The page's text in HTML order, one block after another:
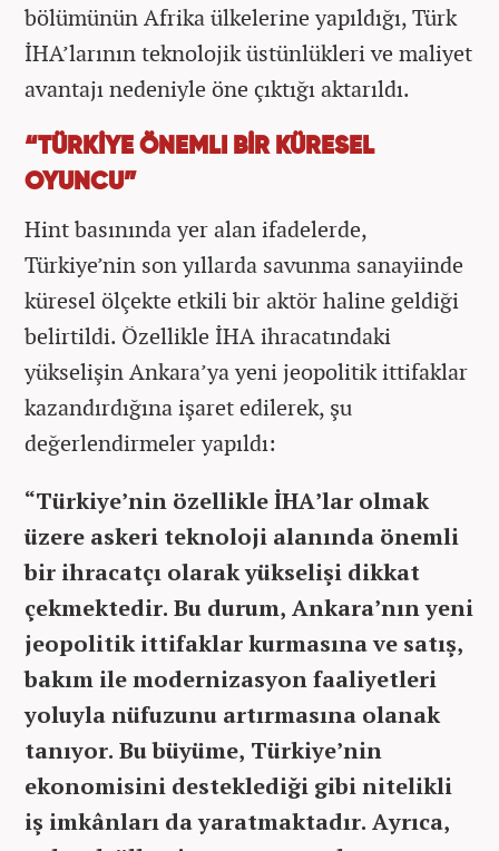
bölümünün Afrika ülkelerine yapıldığı, Türk
İHA’larının teknolojik üstünlükleri ve maliyet
avantajı nedeniyle öne çıktığı aktarıldı.
“TÜRKİYE ÖNEMLI BİR KÜRESEL
OYUNCU”
Hint basınında yer alan ifadelerde,
Türkiye’nin son yıllarda savunma sanayiinde
küresel ölçekte etkili bir aktör haline geldiği
belirtildi. Özellikle İHA ihracatındaki
yükselişin Ankara’ya yeni jeopolitik ittifaklar
kazandırdığına işaret edilerek, şu
değerlendirmeler yapıldı:
“Türkiye’nin özellikle İHA’lar olmak
üzere askeri teknoloji alanında önemli
bir ihracatçı olarak yükselişi dikkat
çekmektedir. Bu durum, Ankara’nın yeni
jeopolitik ittifaklar kurmasına ve satış,
bakım ile modernizasyon faaliyetleri
yoluyla nüfuzunu artırmasına olanak
tanıyor. Bu büyüme, Türkiye’nin
ekonomisini desteklediği gibi nitelikli
iş imkânları da yaratmaktadır. Ayrıca,